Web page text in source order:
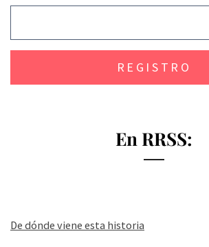
En RRSS:
De dónde viene esta historia